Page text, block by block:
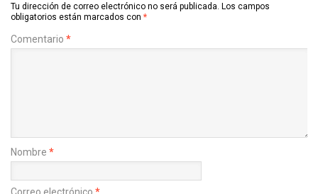
Tu dirección de correo electrónico no será publicada. Los campos
obligatorios están marcados con *
Comentario *
Nombre *